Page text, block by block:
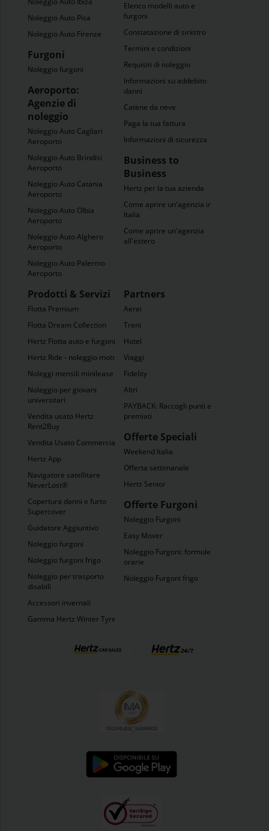
Noleggio Auto Pisa
Noleggio Auto Firenze
Furgoni
Noleggio furgoni
Aeroporto:
Agenzie di
noleggio
Noleggio Auto Cagliari
Aeroporto
Noleggio Auto Brindisi
Aeroporto
Noleggio Auto Catania
Aeroporto
Noleggio Auto Olbia
Aeroporto
Noleggio Auto Alghero
Aeroporto
Noleggio Auto Palermo
Aeroporto
Elenco modelli auto e
furgoni
Constatazione di sinistro
Termini e condizioni
Requisiti di noleggio
Informazioni su addebito
danni
Catene da neve
Paga la tua fattura
Informazioni di sicurezza
Business to
Business
Hertz per la tua azienda
Come aprire un'agenzia in
Italia
Come aprire un'agenzia
all'estero
Prodotti & Servizi
Flotta Premium
Flotta Dream Collection
Hertz Flotta auto e furgoni
Hertz Ride - noleggio moto
Noleggi mensili minilease
Noleggio per giovani
universitari
Vendita usato Hertz
Rent2Buy
Vendita Usato Commercianti
Hertz App
Navigatore satellitare
NeverLost®
Copertura danni e furto
Supercover
Guidatore Aggiuntivo
Noleggio furgoni
Noleggio furgoni frigo
Noleggio per trasporto
disabili
Accessori invernali
Gamma Hertz Winter Tyres
Partners
Aerei
Treni
Hotel
Viaggi
Fidelity
Altri
PAYBACK: Raccogli punti e
premiati
Offerte Speciali
Weekend Italia
Offerta settimanale
Hertz Senior
Offerte Furgoni
Noleggio Furgoni
Easy Mover
Noleggio Furgoni: formule
orarie
Noleggio Furgoni frigo